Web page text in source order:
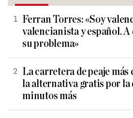
Ferran Torres: «Soy
valencianista y español. A
su problema»
La carretera de peaje más
la alternativa gratis por la
minutos más